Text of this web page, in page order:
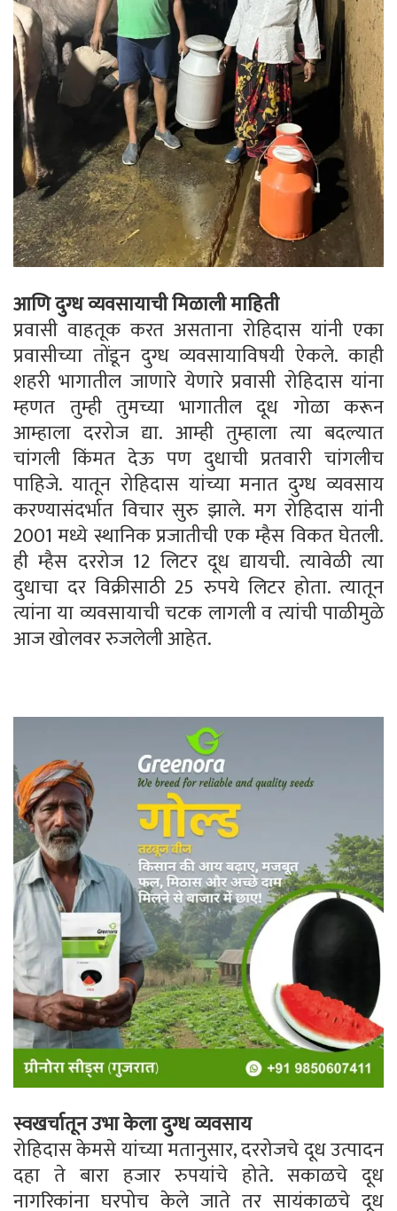
आणि दुग्ध व्यवसायाची मिळाली माहिती
प्रवासी वाहतूक करत असताना रोहिदास यांनी एका
प्रवासीच्या तोंडून दुग्ध व्यवसायाविषयी ऐकले. काही
शहरी भागातील जाणारे येणारे प्रवासी रोहिदास यांना
म्हणत तुम्ही तुमच्या भागातील दूध गोळा करून
आम्हाला दररोज द्या. आम्ही तुम्हाला त्या बदल्यात
चांगली किंमत देऊ पण दुधाची प्रतवारी चांगलीच
पाहिजे. यातून रोहिदास यांच्या मनात दुग्ध व्यवसाय
करण्यासंदर्भात विचार सुरु झाले. मग रोहिदास यांनी
2001 मध्ये स्थानिक प्रजातीची एक म्हैस विकत घेतली.
ही म्हैस दररोज 12 लिटर दूध द्यायची. त्यावेळी त्या
दुधाचा दर विक्रीसाठी 25 रुपये लिटर होता. त्यातून
त्यांना या व्यवसायाची चटक लागली व त्यांची पाळीमुळे
आज खोलवर रुजलेली आहेत.
स्वखर्चातून उभा केला दुग्ध व्यवसाय
रोहिदास केमसे यांच्या मतानुसार, दररोजचे दूध उत्पादन
दहा ते बारा हजार रुपयांचे होते. सकाळचे दूध
नागरिकांना घरपोच केले जाते तर सायंकाळचे दूध